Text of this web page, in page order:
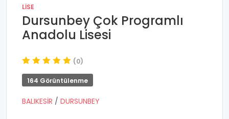
LISE
Dursunbey Çok Programlı
Anadolu Lisesi
(0)
164 Görüntülenme
BALIKESİR / DURSUNBEY